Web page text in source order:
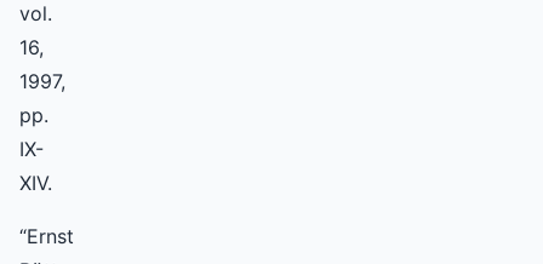
vol.
16,
1997,
pp.
IX-
XIV.
“Ernst